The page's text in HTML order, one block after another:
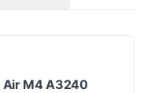
Air M4 A3240